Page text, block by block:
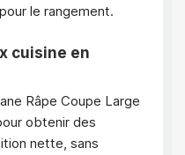
le rangement.
cuisine en
Râpe Coupe Large
obtenir des
nette, sans